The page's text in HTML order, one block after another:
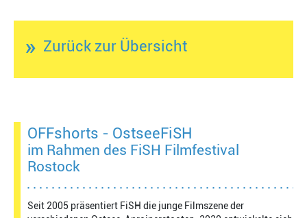
» Zurück zur Übersicht
OFFshorts - OstseeFiSH
im Rahmen des FiSH Filmfestival
Rostock
Seit 2005 präsentiert FiSH die junge Filmszene der